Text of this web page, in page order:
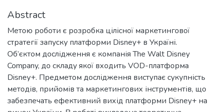
Abstract
Метою роботи є розробка цілісної маркетингової
стратегії запуску платформи Disney+ в Україні.
Об’єктом дослідження є компанія The Walt Disney
Company, до складу якої входить VOD-платформа
Disney+. Предметом дослідження виступає сукупність
методів, прийомів та маркетингових інструментів, що
забезпечать ефективний вихід платформи Disney+ на